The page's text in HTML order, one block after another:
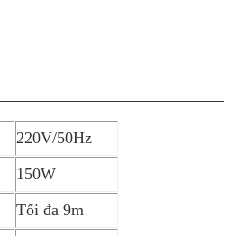
220V/50Hz
150W
Tối đa 9m